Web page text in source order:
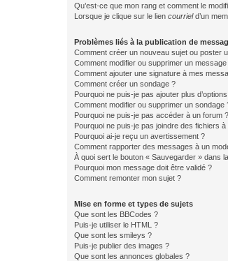
Qu’est-ce que mon rang et comment le
Lorsque je clique sur le lien courrield’un
Problèmes liés à la publication de
Comment créer un nouveau sujet ou poster
Comment modifier ou supprimer un message
Comment ajouter une signature à mes
Comment créer un sondage ?
Pourquoi ne puis-je pas ajouter plus
Comment modifier ou supprimer un sondage
Pourquoi ne puis-je pas accéder à un forum ?
Pourquoi ne puis-je pas joindre des fichiers
Pourquoi ai-je reçu un avertissement ?
Comment rapporter des messages à un
À quoi sert le bouton « Sauvegarder » dans
Pourquoi mon message doit être validé ?
Comment remonter mon sujet ?
Mise en forme et types de sujets
Que sont les BBCodes ?
Puis-je utiliser le HTML ?
Que sont les smileys ?
Puis-je publier des images ?
Que sont les annonces globales ?